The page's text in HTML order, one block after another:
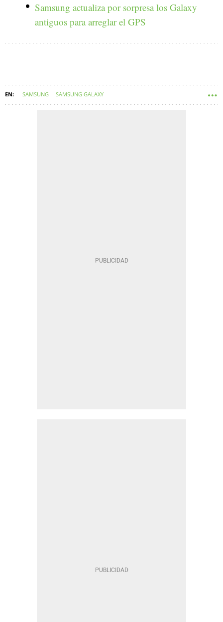
Samsung actualiza por sorpresa los Galaxy
antiguos para arreglar el GPS
SAMSUNG SAMSUNG GALAXY